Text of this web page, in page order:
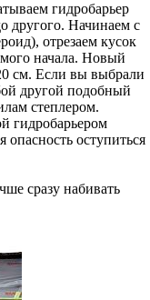
гидробарьер
другого. Начинаем с
отрезаем кусок
начала. Новый
см. Если вы выбрали
другой подобный
степлером.
гидробарьером
оступиться
сразу набивать